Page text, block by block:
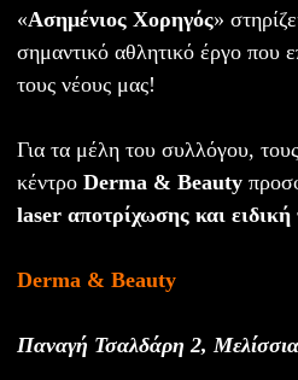
«Ασημένιος Χορηγός»
σημαντικό αθλητικό έργο που
τους νέους μας!
Για τα μέλη του συλλόγου,
κέντρο Derma & Beauty
laser αποτρίχωσης και
Derma & Beauty
Παναγή Τσαλδάρη 2,